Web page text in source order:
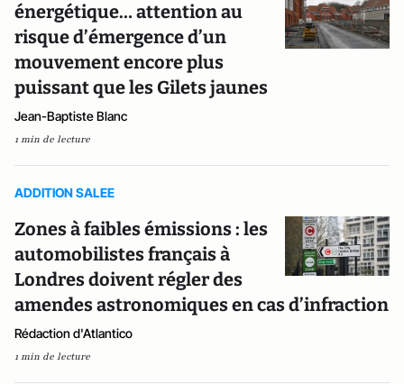
énergétique… attention au
risque d’émergence d’un
mouvement encore plus
puissant que les Gilets jaunes
Jean-Baptiste Blanc
1 min de lecture
ADDITION SALEE
Zones à faibles émissions : les
automobilistes français à
Londres doivent régler des
amendes astronomiques en cas d’infraction
Rédaction d'Atlantico
1 min de lecture